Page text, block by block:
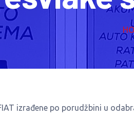
izrađene po porudžbini u